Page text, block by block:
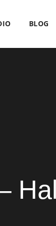
BLOG